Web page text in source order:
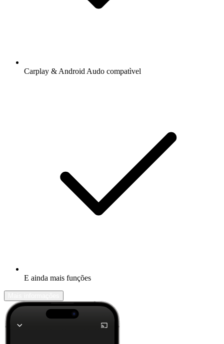
Carplay & Android Audo compatìvel
E ainda mais funções